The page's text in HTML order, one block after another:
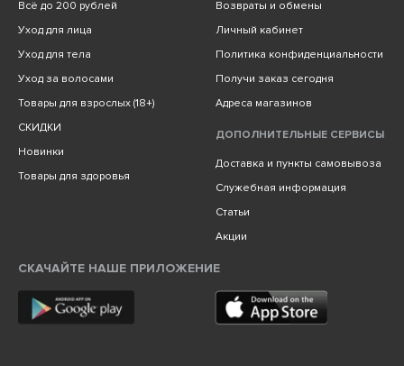
Всё до 200 рублей
Уход для лица
Уход для тела
Уход за волосами
Товары для взрослых (18+)
СКИДКИ
Новинки
Товары для здоровья
Возвраты и обмены
Личный кабинет
Политика конфиденциальности
Получи заказ сегодня
Адреса магазинов
ДОПОЛНИТЕЛЬНЫЕ СЕРВИСЫ
Доставка и пункты самовывоза
Служебная информация
Статьи
Акции
СКАЧАЙТЕ НАШЕ ПРИЛОЖЕНИЕ